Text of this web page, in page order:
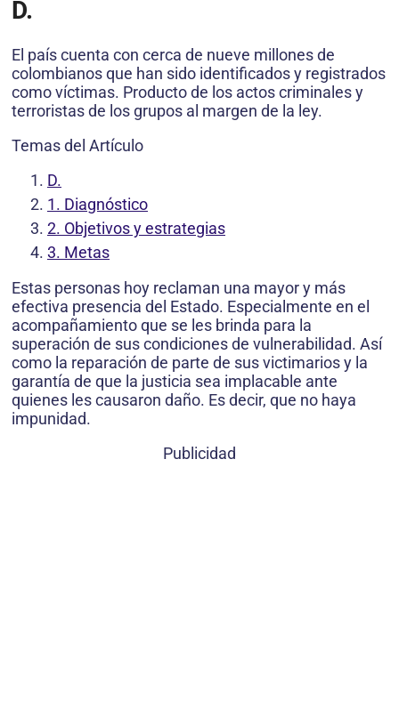
D.
El país cuenta con cerca de nueve millones de
colombianos que han sido identificados y registrados
como víctimas. Producto de los actos criminales y
terroristas de los grupos al margen de la ley.
Temas del Artículo
D.
1. Diagnóstico
2. Objetivos y estrategias
3. Metas
Estas personas hoy reclaman una mayor y más
efectiva presencia del Estado. Especialmente en el
acompañamiento que se les brinda para la
superación de sus condiciones de vulnerabilidad. Así
como la reparación de parte de sus victimarios y la
garantía de que la justicia sea implacable ante
quienes les causaron daño. Es decir, que no haya
impunidad.
Publicidad